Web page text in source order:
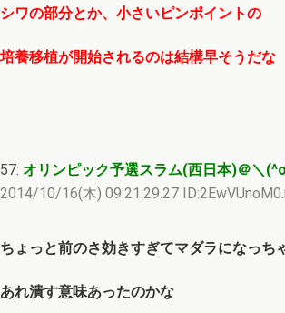
シワの部分とか、小さいピンポイントの
培養移植が開始されるのは結構早そうだな
57: オリンピック予選スラム(西日本)＠＼
2014/10/16(木) 09:21:29.27
ちょっと前のさ効きすぎてマダラになっち
あれ潰す意味あったのかな